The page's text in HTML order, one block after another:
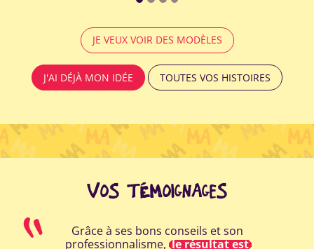
JE VEUX VOIR DES MODÈLES
J'AI DÉJÀ MON IDÉE TOUTES VOS HISTOIRES
VOS TÉMOIGNAGES
Grâce à ses bons conseils et son
professionnalisme, le résultat est